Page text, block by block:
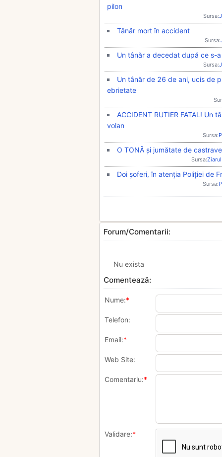
pilon
Sursa:
Tânăr mort în accident
Sursa:
Un tânăr a decedat după ce s-
Sursa:
Un tânăr de 26 de ani, ucis de
ebrietate
ACCIDENT RUTIER FATAL!
volan
Sursa:
O TONĂ și jumătate de
Sursa:
Doi șoferi, în atenția Poliției de
Sursa:
Forum/Comentarii:
Nu exista
Comentează:
Nume:*
Telefon:
Email:*
Web Site:
Comentariu:*
Validare:*